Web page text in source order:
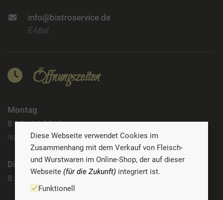
info@bistroservice.de
E-Mail
Öffnungszeiten
Montag
8:00 - 14:00 Uhr
nachmittags geschlossen
Dienstag
8:00 - 14:00 Uhr
Diese Webseite verwendet Cookies im
Zusammenhang mit dem Verkauf von Fleisch-
und Wurstwaren im Online-Shop, der auf dieser
Webseite (für die Zukunft) integriert ist.
Funktionell